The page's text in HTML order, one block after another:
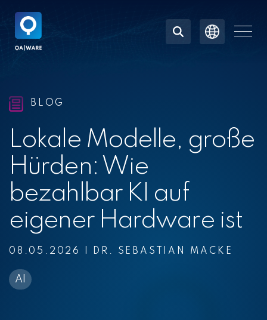
main
content.
BLOG
Lokale Modelle, große
Hürden: Wie
bezahlbar KI auf
eigener Hardware ist
08.05.2026 DR. SEBASTIAN MACKE
AI